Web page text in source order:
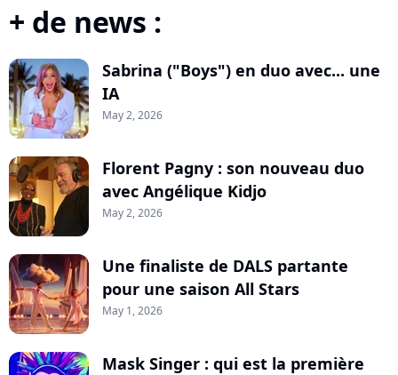
+ de news :
Sabrina ("Boys") en duo avec... une
IA
May 2, 2026
Florent Pagny : son nouveau duo
avec Angélique Kidjo
May 2, 2026
Une finaliste de DALS partante
pour une saison All Stars
May 1, 2026
Mask Singer : qui est la première